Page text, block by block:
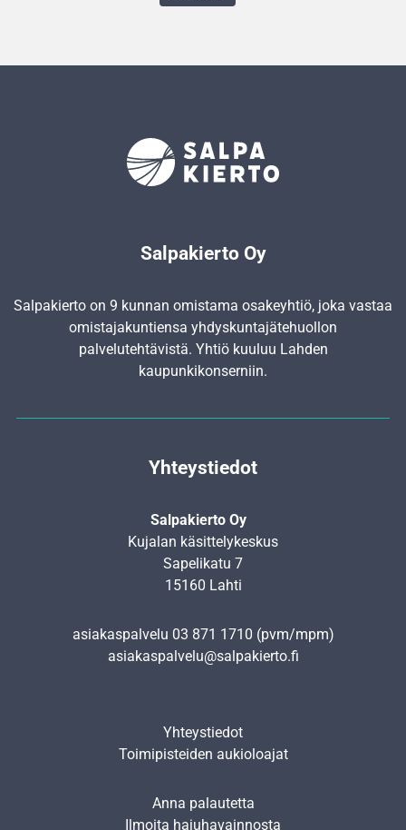
Salpakierto Oy
Salpakierto on 9 kunnan omistama osakeyhtiö, joka vastaa
omistajakuntiensa yhdyskunta­jätehuollon
palvelutehtävistä. Yhtiö kuuluu Lahden
kaupunkikonserniin.
Yhteystiedot
Salpakierto Oy
Kujalan käsittelykeskus
Sapelikatu 7
15160 Lahti
asiakaspalvelu 03 871 1710 (pvm/mpm)
asiakaspalvelu@salpakierto.fi
Yhteystiedot
Toimipisteiden aukioloajat
Anna palautetta
Ilmoita hajuhavainnosta